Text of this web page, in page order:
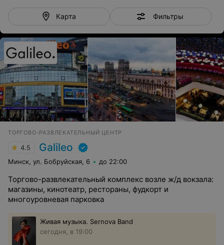
Карта Фильтры
ТОРГОВО-РАЗВЛЕКАТЕЛЬНЫЙ ЦЕНТР
4.5 Galileo
Минск, ул. Бобруйская, 6 до 22:00
Торгово-развлекательный комплекс возле ж/д вокзала:
магазины, кинотеатр, рестораны, фудкорт и
многоуровневая парковка
Живая музыка. Sernova Band
сегодня, в 19:00